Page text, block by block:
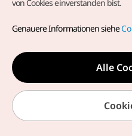
vorbehalten.
dieoffizielle E-Mail-Adresse
german@knto.or.kr
von Cookies einverstanden bist.
Genauere Informationen siehe
Alle